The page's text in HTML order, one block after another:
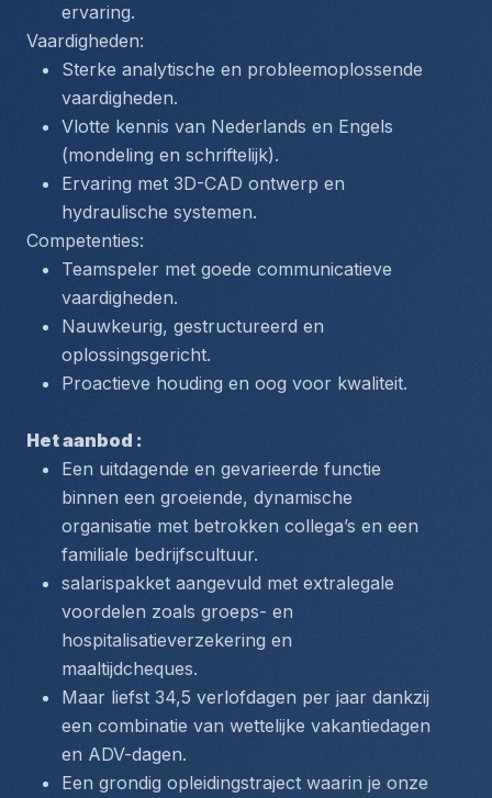
ervaring.
Vaardigheden:
Sterke analytische en probleemoplossende
vaardigheden.
Vlotte kennis van Nederlands en Engels
(mondeling en schriftelijk).
Ervaring met 3D-CAD ontwerp en
hydraulische systemen.
Competenties:
Teamspeler met goede communicatieve
vaardigheden.
Nauwkeurig, gestructureerd en
oplossingsgericht.
Proactieve houding en oog voor kwaliteit.
Het aanbod :
Een uitdagende en gevarieerde functie
binnen een groeiende, dynamische
organisatie met betrokken collega’s en een
familiale bedrijfscultuur.
salarispakket aangevuld met extralegale
voordelen zoals groeps- en
hospitalisatieverzekering en
maaltijdcheques.
Maar liefst 34,5 verlofdagen per jaar dankzij
een combinatie van wettelijke vakantiedagen
en ADV-dagen.
Een grondig opleidingstraject waarin je onze